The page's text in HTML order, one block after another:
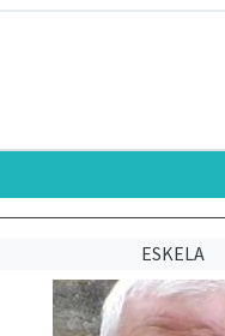
ESKELA